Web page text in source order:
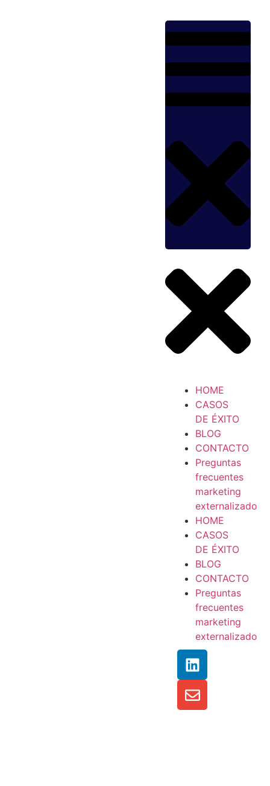
HOME
CASOS
DE ÉXITO
BLOG
CONTACTO
Preguntas
frecuentes
marketing
externalizado
HOME
CASOS
DE ÉXITO
BLOG
CONTACTO
Preguntas
frecuentes
marketing
externalizado